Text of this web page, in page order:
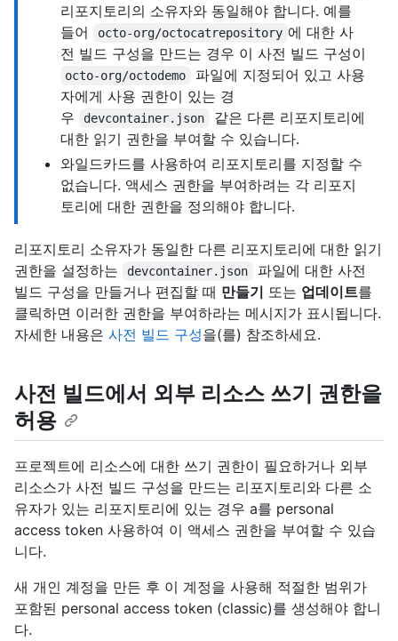
리포지토리의 소유자와 동일해야 합니다. 예를
들어
octo-org/octocatrepository 에 대한 사
전 빌드 구성을 만드는 경우 이 사전 빌드 구성이
octo-org/octodemo
파일에 지정되어 있고 사용
자에게 사용 권한이 있는 경
우
devcontainer.json
같은 다른 리포지토리에
대한 읽기 권한을 부여할 수 있습니다.
와일드카드를 사용하여 리포지토리를 지정할 수
없습니다. 액세스 권한을 부여하려는 각 리포지
토리에 대한 권한을 정의해야 합니다.
리포지토리 소유자가 동일한 다른 리포지토리에 대한 읽기
권한을 설정하는
devcontainer.json
파일에 대한 사전
빌드 구성을 만들거나 편집할 때 만들기 또는 업데이트를
클릭하면 이러한 권한을 부여하라는 메시지가 표시됩니다.
자세한 내용은 사전 빌드 구성을(를) 참조하세요.
사전 빌드에서 외부 리소스 쓰기 권한을
허용
프로젝트에 리소스에 대한 쓰기 권한이 필요하거나 외부
리소스가 사전 빌드 구성을 만드는 리포지토리와 다른 소
유자가 있는 리포지토리에 있는 경우 a를 personal
access token 사용하여 이 액세스 권한을 부여할 수 있습
니다.
새 개인 계정을 만든 후 이 계정을 사용해 적절한 범위가
포함된 personal access token (classic)를 생성해야 합니
다.